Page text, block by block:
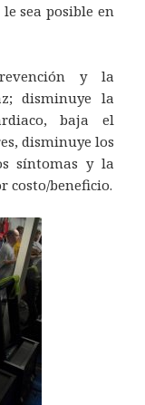
sea posible en
y la
disminuye la
baja el
disminuye los
síntomas y la
costo/beneficio.